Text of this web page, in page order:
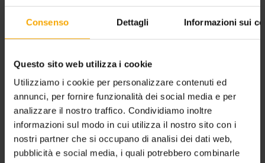
Consenso Dettagli Informazioni sui
Questo sito web utilizza i cookie
Utilizziamo i cookie per personalizzare contenuti ed
annunci, per fornire funzionalità dei social media e per
analizzare il nostro traffico. Condividiamo inoltre
informazioni sul modo in cui utilizza il nostro sito con i
nostri partner che si occupano di analisi dei dati web,
pubblicità e social media, i quali potrebbero combinarle